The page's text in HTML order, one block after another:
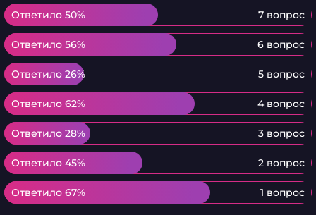
Ответило 50% 7 вопрос
Ответило 50%
Ответило 56% 6 вопрос
Ответило 56%
Ответило 26% 5 вопрос
Ответило 26%
Ответило 62% 4 вопрос
Ответило 62%
Ответило 28% 3 вопрос
Ответило 28%
Ответило 45% 2 вопрос
Ответило 45%
Ответило 67% 1 вопрос
Ответило 67%